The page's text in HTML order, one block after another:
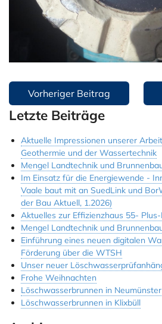
Vorheriger Beitrag
Letzte Beiträge
Aktuelle Impressionen unserer
Geothermie und der Wassertechnik
Mengel Landtechnik und
Im Einsatz für die Energiewende -
Vaale baut mit an SuedLink und
der Bau Aktuell, 1.2026)
Aktuelles zur Effizienzhaus 55-
Mengel Landtechnik und
Einführung eines neuen digitalen
Förderung über die WTSH
Unser neuer
Frohe Weihnachten
Löschwasserbrunnen in Neumünster
Löschwasserbrunnen in Klixbüll